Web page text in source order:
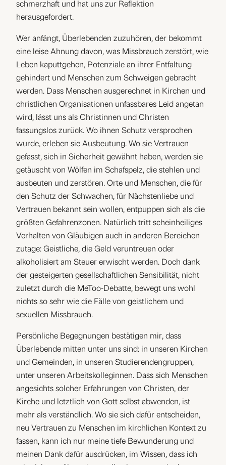
schmerzhaft und hat uns zur Reflektion
herausgefordert.
Wer anfängt, Überlebenden zuzuhören, der bekommt
eine leise Ahnung davon, was Missbrauch zerstört, wie
Leben kaputtgehen, Potenziale an ihrer Entfaltung
gehindert und Menschen zum Schweigen gebracht
werden. Dass Menschen ausgerechnet in Kirchen und
christlichen Organisationen unfassbares Leid angetan
wird, lässt uns als Christinnen und Christen
fassungslos zurück. Wo ihnen Schutz versprochen
wurde, erleben sie Ausbeutung. Wo sie Vertrauen
gefasst, sich in Sicherheit gewähnt haben, werden sie
getäuscht von Wölfen im Schafspelz, die stehlen und
ausbeuten und zerstören. Orte und Menschen, die für
den Schutz der Schwachen, für Nächstenliebe und
Vertrauen bekannt sein wollen, entpuppen sich als die
größten Gefahrenzonen. Natürlich tritt scheinheiliges
Verhalten von Gläubigen auch in anderen Bereichen
zutage: Geistliche, die Geld veruntreuen oder
alkoholisiert am Steuer erwischt werden. Doch dank
der gesteigerten gesellschaftlichen Sensibilität, nicht
zuletzt durch die MeToo-Debatte, bewegt uns wohl
nichts so sehr wie die Fälle von geistlichem und
sexuellen Missbrauch.
Persönliche Begegnungen bestätigen mir, dass
Überlebende mitten unter uns sind: in unseren Kirchen
und Gemeinden, in unseren Studierendengruppen,
unter unseren Arbeitskolleginnen. Dass sich Menschen
angesichts solcher Erfahrungen von Christen, der
Kirche und letztlich von Gott selbst abwenden, ist
mehr als verständlich. Wo sie sich dafür entscheiden,
neu Vertrauen zu Menschen im kirchlichen Kontext zu
fassen, kann ich nur meine tiefe Bewunderung und
meinen Dank dafür ausdrücken, im Wissen, dass ich